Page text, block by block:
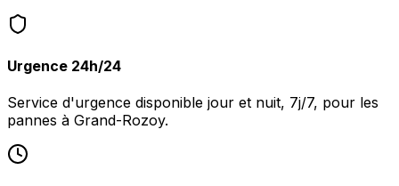
Urgence 24h/24
Service d'urgence disponible jour et nuit, 7j/7, pour les
pannes à Grand-Rozoy.